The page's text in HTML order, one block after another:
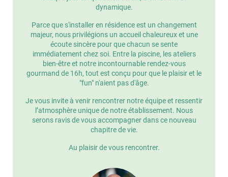
dynamique.
Parce que s'installer en résidence est un changement
majeur, nous privilégions un accueil chaleureux et une
écoute sincère pour que chacun se sente
immédiatement chez soi. Entre la piscine, les ateliers
bien-être et notre incontournable rendez-vous
gourmand de 16h, tout est conçu pour que le plaisir et le
"fun" n'aient pas d'âge.
Je vous invite à venir rencontrer notre équipe et ressentir
l’atmosphère unique de notre établissement. Nous
serons ravis de vous accompagner dans ce nouveau
chapitre de vie.
Au plaisir de vous rencontrer.